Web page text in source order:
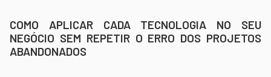
COMO APLICAR CADA TECNOLOGIA NO SEU
NEGÓCIO SEM REPETIR O ERRO DOS PROJETOS
ABANDONADOS